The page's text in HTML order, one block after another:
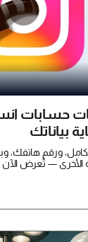
حسابات
بياناتك
ورقم هاتفك،
الأخرى — تُعرض